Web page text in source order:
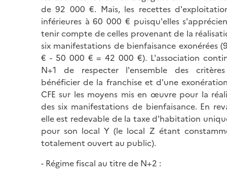
de 92 000 €. Mais, les recettes
inférieures à 60 000 € puisqu'elles
tenir compte de celles provenant de la
six manifestations de bienfaisance exonérées
€ - 50 000 € = 42 000 €). L'association
N+1 de respecter l'ensemble des
bénéficier de la franchise et d'une
CFE sur les moyens mis en œuvre pour la
des six manifestations de bienfaisance. En
elle est redevable de la taxe d'habitation
pour son local Y (le local Z étant
totalement ouvert au public).
Régime fiscal au titre de N+2 :